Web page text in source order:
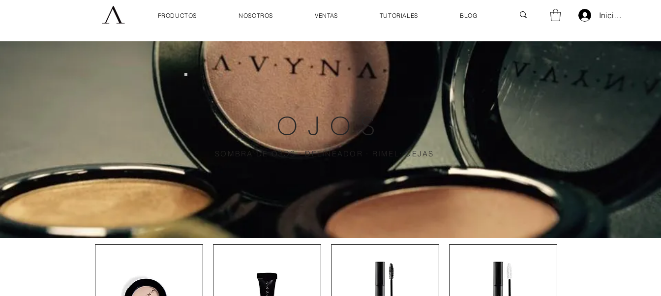
PRODUCTOS NOSOTROS VENTAS TUTORIALES BLOG Iniciar sesión
OJOS
SOMBRA DE OJOS · DELINEADOR · RIMEL· CEJAS